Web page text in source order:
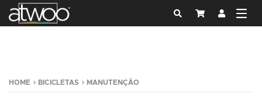
HOME BICICLETAS MANUTENÇÃO